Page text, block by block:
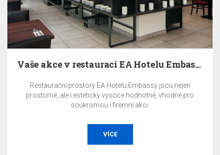
Vaše akce v restauraci EA Hotelu Embassy Prague
Restaurační prostory EA Hotelu Embassy jsou nejen
prostorné, ale i esteticky vysoce hodnotné, vhodné pro
soukromou i firemní akci.
VÍCE